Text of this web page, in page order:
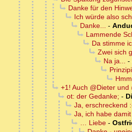
Danke für den
Ich würde also
Danke... -
Lammende
Da stimme
Zwei sich
Na ja... -
+1! Auch @Dieter
ot: der Gedanke; -
Ja, erschreckend
Ja, ich habe
… Liebe-